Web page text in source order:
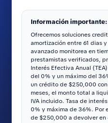
Información importante:
Ofrecemos soluciones
amortización entre 61 dias
avanzado monitorea en
prestamistas verificados,
Interés Efectiva Anual
del 0% y un máximo del
un crédito de $250,000
meses, el monto total a
IVA incluido. Tasa de
0% y máxima de 36%. Por
de $250,000 a devolver en